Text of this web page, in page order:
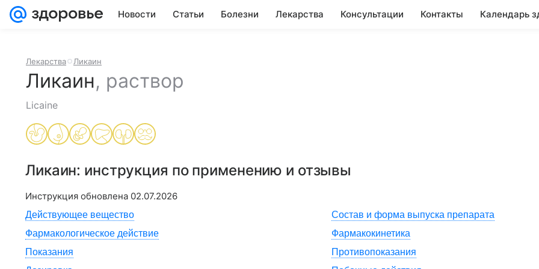
Новости Статьи Болезни Лекарства Консультации Контакты Календарь
Лекарства Ликаин
Ликаин, раствор
Licaine
Ликаин: инструкция по применению и отзывы
Инструкция обновлена 02.07.2026
Действующее вещество
Состав и форма выпуска препарата
Фармакологическое действие
Фармакокинетика
Показания
Противопоказания